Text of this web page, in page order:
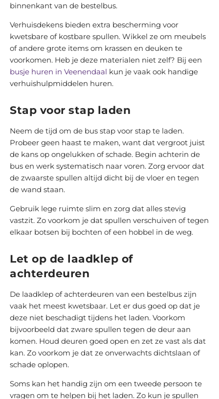
binnenkant van de bestelbus.
Verhuisdekens bieden extra bescherming voor
kwetsbare of kostbare spullen. Wikkel ze om meubels
of andere grote items om krassen en deuken te
voorkomen. Heb je deze materialen niet zelf? Bij een
busje huren in Veenendaal kun je vaak ook handige
verhuishulpmiddelen huren.
Stap voor stap laden
Neem de tijd om de bus stap voor stap te laden.
Probeer geen haast te maken, want dat vergroot juist
de kans op ongelukken of schade. Begin achterin de
bus en werk systematisch naar voren. Zorg ervoor dat
de zwaarste spullen altijd dicht bij de vloer en tegen
de wand staan.
Gebruik lege ruimte slim en zorg dat alles stevig
vastzit. Zo voorkom je dat spullen verschuiven of tegen
elkaar botsen bij bochten of een hobbel in de weg.
Let op de laadklep of
achterdeuren
De laadklep of achterdeuren van een bestelbus zijn
vaak het meest kwetsbaar. Let er dus goed op dat je
deze niet beschadigt tijdens het laden. Voorkom
bijvoorbeeld dat zware spullen tegen de deur aan
komen. Houd deuren goed open en zet ze vast als dat
kan. Zo voorkom je dat ze onverwachts dichtslaan of
schade oplopen.
Soms kan het handig zijn om een tweede persoon te
vragen om te helpen bij het laden. Zo kun je spullen